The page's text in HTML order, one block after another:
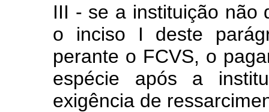
III - se a instituição não
o inciso I deste
perante o FCVS, o
espécie após a
exigência de